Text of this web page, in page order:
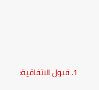
1. قبول الاتفاقية: